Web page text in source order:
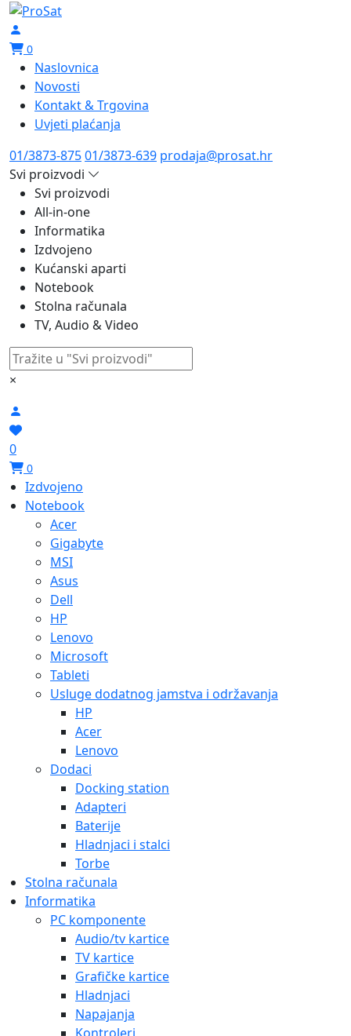
0
Naslovnica
Novosti
Kontakt & Trgovina
Uvjeti plaćanja
01/3873-87501/3873-639 prodaja@prosat.hr
Svi proizvodi
Svi proizvodi
All-in-one
Informatika
Izdvojeno
Kućanski aparti
Notebook
Stolna računala
TV, Audio & Video
×
0
0
Izdvojeno
Notebook
Acer
Gigabyte
MSI
Asus
Dell
HP
Lenovo
Microsoft
Tableti
Usluge dodatnog jamstva i održavanja
HP
Acer
Lenovo
Dodaci
Docking station
Adapteri
Baterije
Hladnjaci i stalci
Torbe
Stolna računala
Informatika
PC komponente
Audio/tv kartice
TV kartice
Grafičke kartice
Hladnjaci
Napajanja